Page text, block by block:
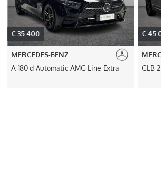
€ 35.400
MERCEDES-BENZ
A 180 d Automatic AMG Line Extra
€
GLB